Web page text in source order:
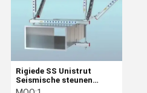
Rigiede SS Unistrut
Seismische steunen
Bracing 4 Way Zware